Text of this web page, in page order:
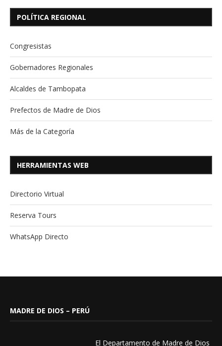
POLÍTICA REGIONAL
Congresistas
Gobernadores Regionales
Alcaldes de Tambopata
Prefectos de Madre de Dios
Más de la Categoría
HERRAMIENTAS WEB
Directorio Virtual
Reserva Tours
WhatsApp Directo
MADRE DE DIOS – PERÚ
El Departamento de Madre de Dios